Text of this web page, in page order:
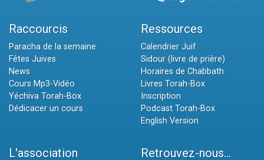
Raccourcis
Paracha de la semaine
Fêtes Juives
News
Cours Mp3-Vidéo
Yéchiva Torah-Box
Dédicacer un cours
Ressources
Calendrier Juif
Sidour (livre de prière)
Horaires de Chabbath
Livres Torah-Box
Inscription
Podcast Torah-Box
English Version
L'association Retrouvez-nous...